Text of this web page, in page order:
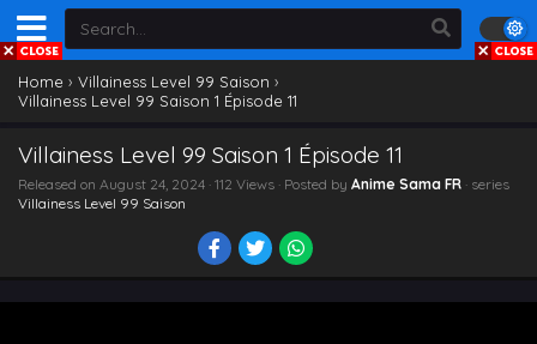
Home › Villainess Level 99 Saison ›
Villainess Level 99 Saison 1 Épisode 11
Villainess Level 99 Saison 1 Épisode 11
Released on August 24, 2024 · 112 Views · Posted by Anime Sama FR · series
Villainess Level 99 Saison